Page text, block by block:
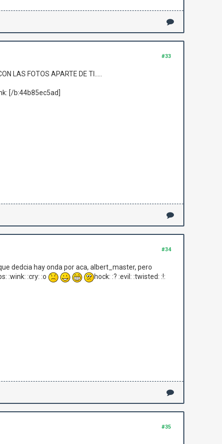
#33
LAS FOTOS APARTE DE TI.....
[/b:44b85ec5ad]
#34
dedcia hay onda por aca, albert_master, pero
:wink: :cry: :o
hock: :? :evil: :twisted: :!:
#35